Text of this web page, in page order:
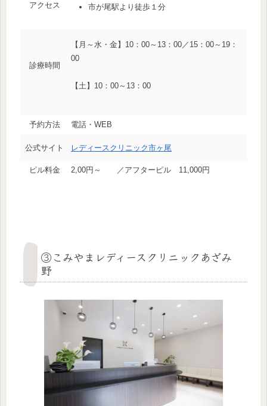
アクセス
市が尾駅より徒歩１分
診療時間
【月～水・金】10：00～13：00／15：00～19：
00
【土】10：00～13：00
予約方法 電話・WEB
公式サイト レディースクリニック市ヶ尾
ピル料金 2,00円～ ／アフターピル 11,000円
③こみやまレディースクリニックあざみ
野